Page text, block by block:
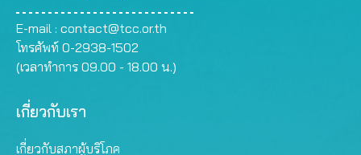
E-mail : contact@tcc.or.th
โทรศัพท์ 0-2938-1502
(เวลาทำการ 09.00 - 18.00 น.)
เกี่ยวกับเรา
เกี่ยวกับสภาผู้บริโภค